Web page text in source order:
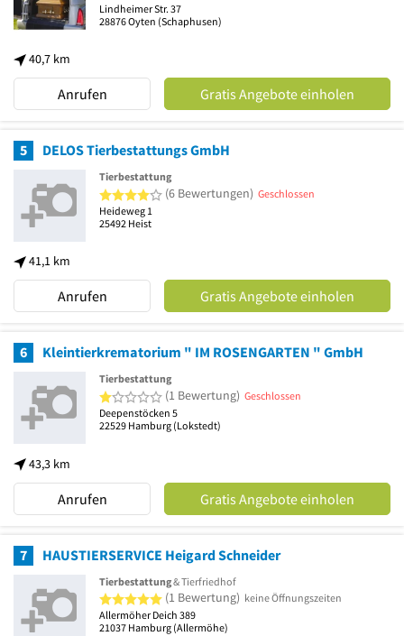
40,7 km
Lindheimer Str. 37
28876Oyten (Schaphusen)
Anrufen Gratis Angebote einholen
5 DELOS Tierbestattungs GmbH
41,1 km
Tierbestattung
4 von 5 Sternen
(6 Bewertungen) Geschlossen
Heideweg 1
25492 Heist
Anrufen Gratis Angebote einholen
6 Kleintierkrematorium " IM ROSENGARTEN " GmbH
43,3 km
Tierbestattung
1 von 5 Sternen
(1 Bewertung) Geschlossen
Deepenstöcken 5
22529 Hamburg (Lokstedt)
Anrufen Gratis Angebote einholen
7 HAUSTIERSERVICE Heigard Schneider
Tierbestattung& Tierfriedhof
5 von 5 Sternen
(1 Bewertung) keine Öffnungszeiten
Allermöher Deich 389
21037 Hamburg (Allermöhe)